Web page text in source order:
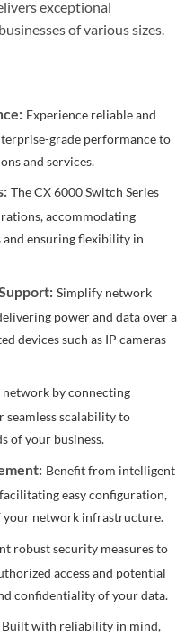
exceptional
of various sizes.
Experience reliable and
grade performance to
and services.
The CX 6000 Switch Series
accommodating
ensuring flexibility in
Simplify network
power and data over a
devices such as IP cameras
network by connecting
scalability to
of your business.
Benefit from intelligent
easy configuration,
network infrastructure.
robust security measures to
access and potential
confidentiality of your data.
Built with reliability in mind,